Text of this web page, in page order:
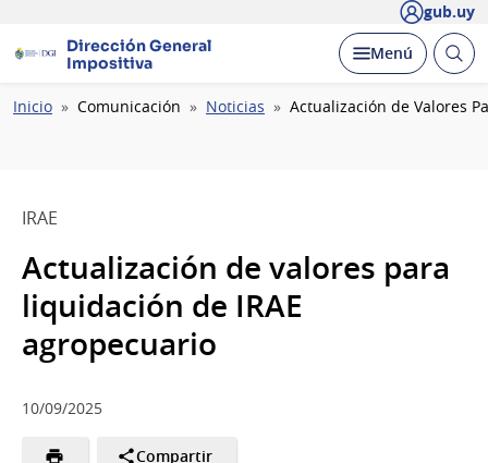
gub.uy
Dirección General
Impositiva
Desplegar
Menú Abrir
Ruta
Inicio Comunicación Noticias Actualización de Valores
IRAE
Actualización de valores para
liquidación de IRAE
agropecuario
10/09/2025
Compartir